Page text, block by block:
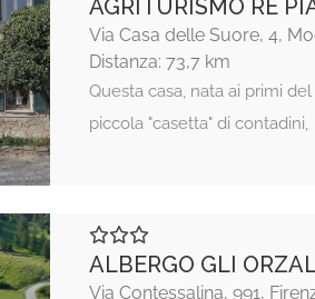
AGRITURISMO RE
Via Casa delle Suore, 4,
Distanza: 73,7 km
Questa casa, nata ai primi
piccola "casetta" di contadini,
ALBERGO GLI
Via Contessalina, 991,